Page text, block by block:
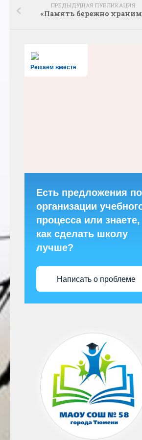
ПРЕДЫДУЩАЯ ПУБЛИКАЦИЯ
«Память бережно
Решаем вместе
Есть предложения по
организации
процесса или знаете,
как сделать школу
лучше?
Написать о проблеме